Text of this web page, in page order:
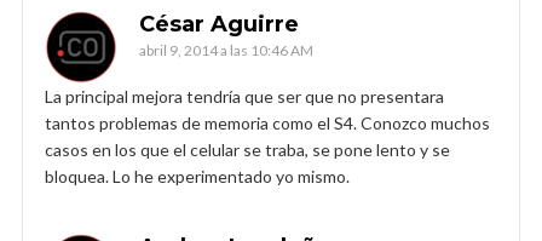
César Aguirre
abril 9, 2014 a las 10:46 AM
La principal mejora tendría que ser que no presentara
tantos problemas de memoria como el S4. Conozco muchos
casos en los que el celular se traba, se pone lento y se
bloquea. Lo he experimentado yo mismo.